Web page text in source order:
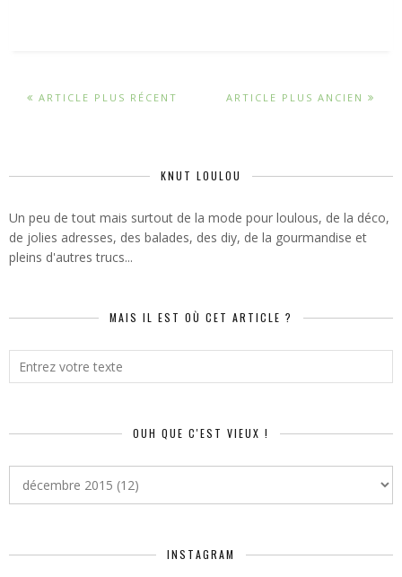
ARTICLE PLUS RÉCENT ARTICLE PLUS ANCIEN
KNUT LOULOU
Un peu de tout mais surtout de la mode pour loulous, de la déco,
de jolies adresses, des balades, des diy, de la gourmandise et
pleins d'autres trucs...
MAIS IL EST OÙ CET ARTICLE ?
OUH QUE C'EST VIEUX !
INSTAGRAM